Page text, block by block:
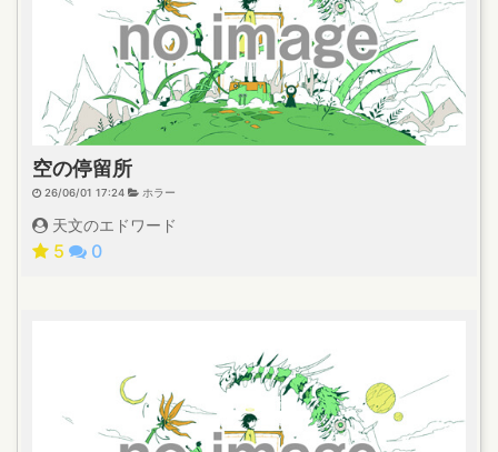
空の停留所
26/06/01 17:24 ホラー
天文のエドワード
5 0